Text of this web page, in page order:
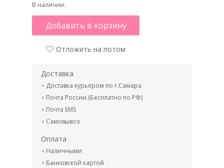
В наличии:
Добавить в корзину
Отложить на потом
Доставка
Доставка курьером по г.Самара
Почта России.(Бесплатно по РФ)
Почта EMS
Самовывоз
Оплата
Наличными
Банковской картой